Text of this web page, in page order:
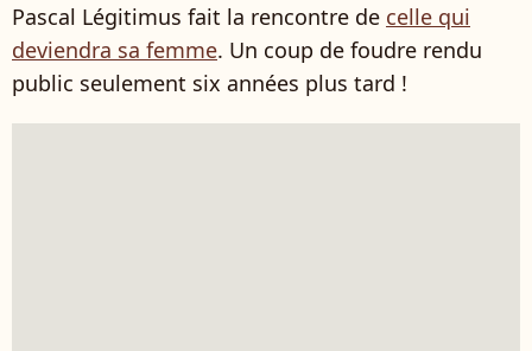
Pascal Légitimus fait la rencontre de celle qui
deviendra sa femme. Un coup de foudre rendu
public seulement six années plus tard !